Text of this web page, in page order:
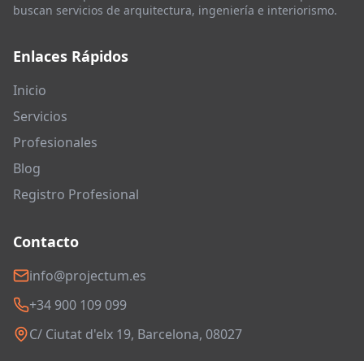
buscan servicios de arquitectura, ingeniería e interiorismo.
Enlaces Rápidos
Inicio
Servicios
Profesionales
Blog
Registro Profesional
Contacto
info@projectum.es
+34 900 109 099
C/ Ciutat d'elx 19, Barcelona, 08027